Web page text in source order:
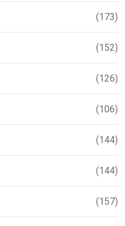
(173)
(152)
(126)
(106)
(144)
(144)
(157)